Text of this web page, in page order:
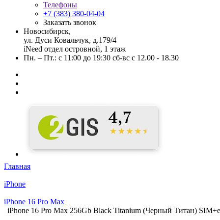
Телефоны
+7 (383) 380-04-04
Заказать звонок
Новосибирск,
ул. Дуси Ковальчук, д.179/4
iNeed отдел островной, 1 этаж
Пн. – Пт.: с 11:00 до 19:30 сб-вс с 12.00 - 18.30
Главная
iPhone
iPhone 16 Pro Max
iPhone 16 Pro Max 256Gb Black Titanium (Черный Титан)